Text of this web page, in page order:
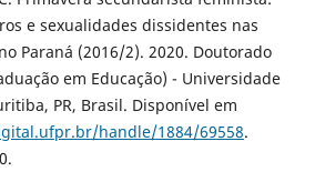
e sexualidades dissidentes nas
Paraná (2016/2). 2020. Doutorado
em Educação) - Universidade
PR, Brasil. Disponível em
handle/1884/69558.